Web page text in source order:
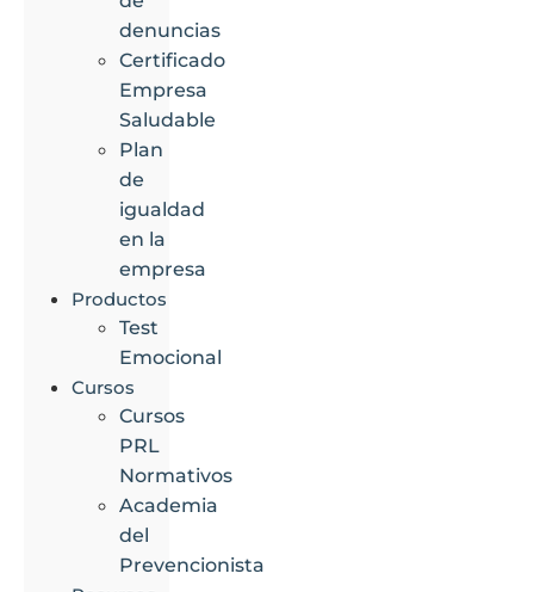
denuncias
Certificado
Empresa
Saludable
Plan
de
igualdad
en la
empresa
Productos
Test
Emocional
Cursos
Cursos
PRL
Normativos
Academia
del
Prevencionista